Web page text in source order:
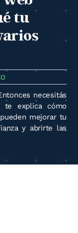
tu
necesitás
te explica cómo
mejorar tu
y abrirte las